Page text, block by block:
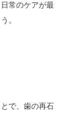
常のケアが最
。
で、歯の再石